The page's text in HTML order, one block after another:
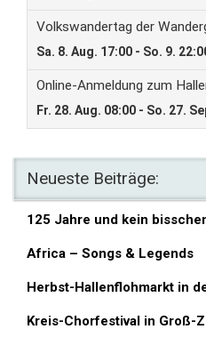
Neueste Beiträge:
125 Jahre und kein
Africa – Songs & Legends
Herbst-Hallenflohmarkt in
Kreis-Chorfestival in Groß-